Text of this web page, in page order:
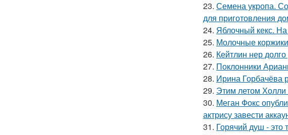
23. Семена укропа.
для приготовления
24. Яблочный кекс.
25. Молочные
26. Кейтлин нер
27. Поклонники
28. Ирина Горбачёва
29. Этим летом Холли
30. Меган Фокс
актрису завести
31. Горячий душ - это